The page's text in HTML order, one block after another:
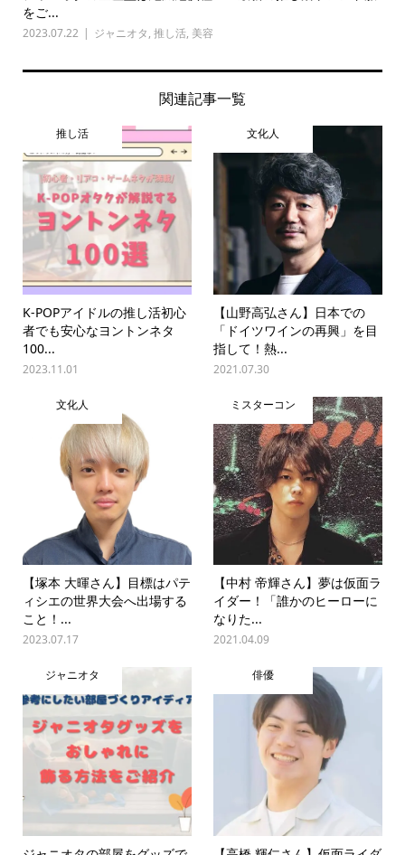
をご...
2023.07.22 ジャニオタ, 推し活, 美容
関連記事一覧
推し活
K-POPアイドルの推し活初心
者でも安心なヨントンネタ
100...
2023.11.01
文化人
【山野高弘さん】日本での
「ドイツワインの再興」を目
指して！熱...
2021.07.30
文化人
【塚本 大暉さん】目標はパテ
ィシエの世界大会へ出場する
こと！...
2023.07.17
ミスターコン
【中村 帝輝さん】夢は仮面ラ
イダー！「誰かのヒーローに
なりた...
2021.04.09
ジャニオタ 俳優